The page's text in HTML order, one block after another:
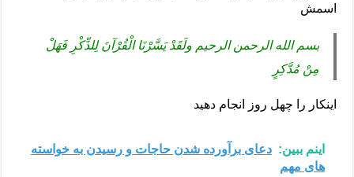
اسمش
بسم الله الرحمن الرحیم ولَقَدْ يَسَّرْنَا الْقُرْآنَ لِلذِّكْرِ فَهَلْ
مِنْ مُدَّكِرٍ
اینکار را چهل روز انجام دهید
اینم ببین: دعای برآورده شدن حاجات و رسیدن به خواسته
های مهم